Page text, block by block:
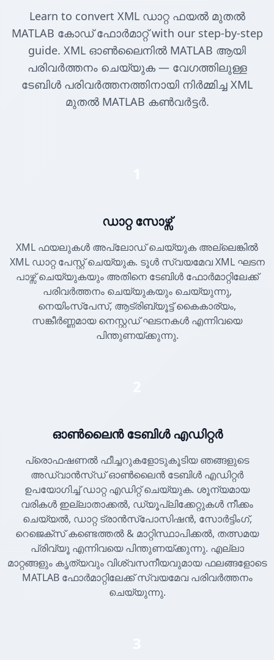
Learn to convert XML ഡാറ്റ ഫയൽ മുതൽ
MATLAB കോഡ് ഫോർമാറ്റ് with our step-by-step
guide. XML ഓൺലൈനിൽ MATLAB ആയി
പരിവർത്തനം ചെയ്യുക — വേഗത്തിലുള്ള
ടേബിൾ പരിവർത്തനത്തിനായി നിർമ്മിച്ച XML
മുതൽ MATLAB കൺവർട്ടർ.
ഡാറ്റ സോഴ്സ്
XML ഫയലുകൾ അപ്‌ലോഡ് ചെയ്യുക അല്ലെങ്കിൽ
XML ഡാറ്റ പേസ്റ്റ് ചെയ്യുക. ടൂൾ സ്വയമേവ XML ഘടന
പാഴ്സ് ചെയ്യുകയും അതിനെ ടേബിൾ ഫോർമാറ്റിലേക്ക്
പരിവർത്തനം ചെയ്യുകയും ചെയ്യുന്നു,
നെയിംസ്പേസ്, ആട്രിബ്യൂട്ട് കൈകാര്യം,
സങ്കീർണ്ണമായ നെസ്റ്റഡ് ഘടനകൾ എന്നിവയെ
പിന്തുണയ്ക്കുന്നു.
ഓൺലൈൻ ടേബിൾ എഡിറ്റർ
പ്രൊഫഷണൽ ഫീച്ചറുകളോടുകൂടിയ ഞങ്ങളുടെ
അഡ്വാൻസ്ഡ് ഓൺലൈൻ ടേബിൾ എഡിറ്റർ
ഉപയോഗിച്ച് ഡാറ്റ എഡിറ്റ് ചെയ്യുക. ശൂന്യമായ
വരികൾ ഇല്ലാതാക്കൽ, ഡ്യൂപ്ലിക്കേറ്റുകൾ നീക്കം
ചെയ്യൽ, ഡാറ്റ ട്രാൻസ്പോസിഷൻ, സോർട്ടിംഗ്,
റെജെക്സ് കണ്ടെത്തൽ & മാറ്റിസ്ഥാപിക്കൽ, തത്സമയ
പ്രിവ്യൂ എന്നിവയെ പിന്തുണയ്ക്കുന്നു. എല്ലാ
മാറ്റങ്ങളും കൃത്യവും വിശ്വസനീയവുമായ ഫലങ്ങളോടെ
MATLAB ഫോർമാറ്റിലേക്ക് സ്വയമേവ പരിവർത്തനം
ചെയ്യുന്നു.